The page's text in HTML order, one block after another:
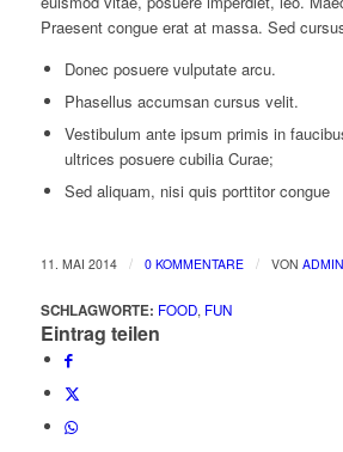
Praesent congue erat at massa. Sed
Donec posuere vulputate arcu.
Phasellus accumsan cursus velit.
Vestibulum ante ipsum primis in
ultrices posuere cubilia Curae;
Sed aliquam, nisi quis porttitor congue
11. MAI 2014 / 0 KOMMENTARE / VON ADMIN
SCHLAGWORTE: FOOD, FUN
Eintrag teilen